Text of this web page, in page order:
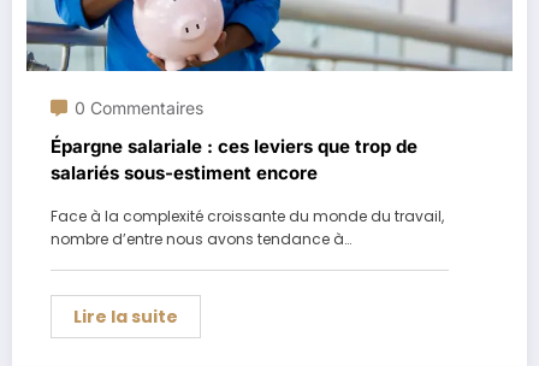
0 Commentaires
Épargne salariale : ces leviers que trop de
salariés sous-estiment encore
Face à la complexité croissante du monde du travail,
nombre d’entre nous avons tendance à…
Lire la suite